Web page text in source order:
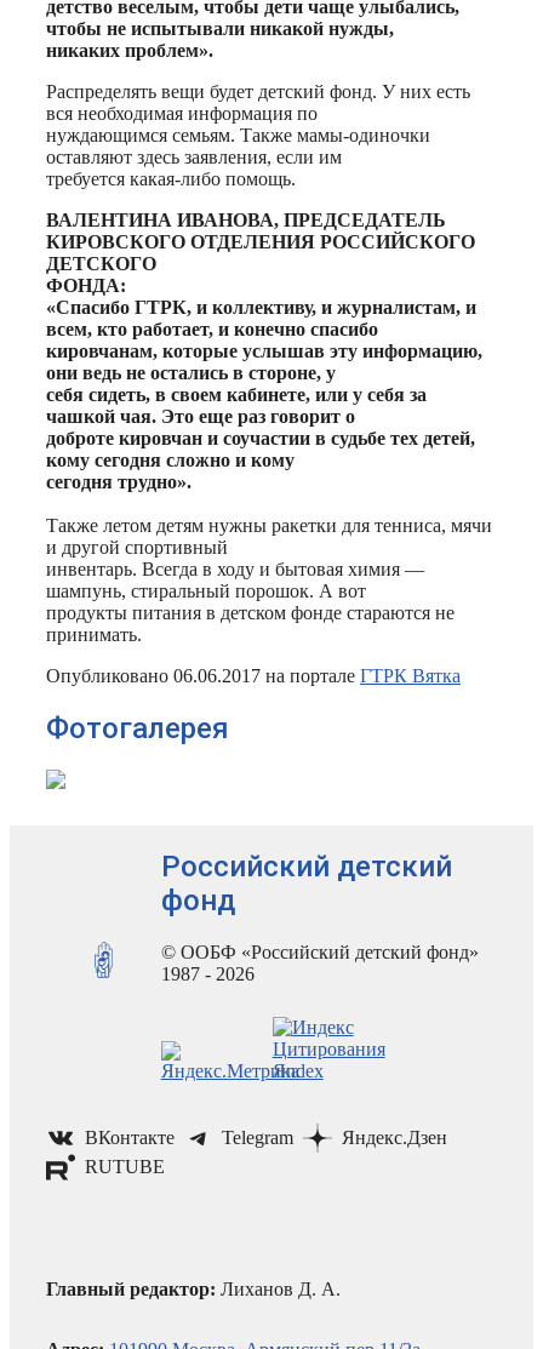
детство веселым, чтобы дети чаще улыбались,
чтобы не испытывали никакой нужды,
никаких проблем».
Распределять вещи будет детский фонд. У них есть
вся необходимая информация по
нуждающимся семьям. Также мамы-одиночки
оставляют здесь заявления, если им
требуется какая-либо помощь.
ВАЛЕНТИНА ИВАНОВА, ПРЕДСЕДАТЕЛЬ
КИРОВСКОГО ОТДЕЛЕНИЯ РОССИЙСКОГО
ДЕТСКОГО
ФОНДА:
«Спасибо ГТРК, и коллективу, и журналистам, и
всем, кто работает, и конечно спасибо
кировчанам, которые услышав эту информацию,
они ведь не остались в стороне, у
себя сидеть, в своем кабинете, или у себя за
чашкой чая. Это еще раз говорит о
доброте кировчан и соучастии в судьбе тех детей,
кому сегодня сложно и кому
сегодня трудно».
Также летом детям нужны ракетки для тенниса, мячи
и другой спортивный
инвентарь. Всегда в ходу и бытовая химия —
шампунь, стиральный порошок. А вот
продукты питания в детском фонде стараются не
принимать.
Опубликовано 06.06.2017 на портале ГТРК Вятка
Фотогалерея
Российский детский
фонд
© ООБФ «Российский детский фонд»
1987 - 2026
ВКонтакте Telegram
Яндекс.Дзен
RUTUBE
Главный редактор: Лиханов Д. А.